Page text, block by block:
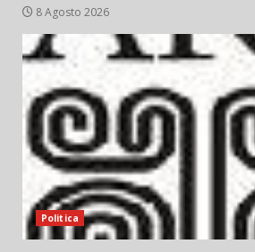
8 Agosto 2026
Politica